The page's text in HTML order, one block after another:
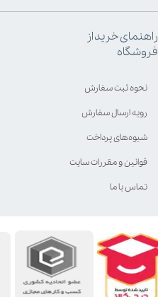
راهنمای خرید از
فروشگاه
نحوه ثبت سفارش
رویه ارسال سفارش
شیوه‌های پرداخت
قوانین و مقررات سایت
تماس با ما